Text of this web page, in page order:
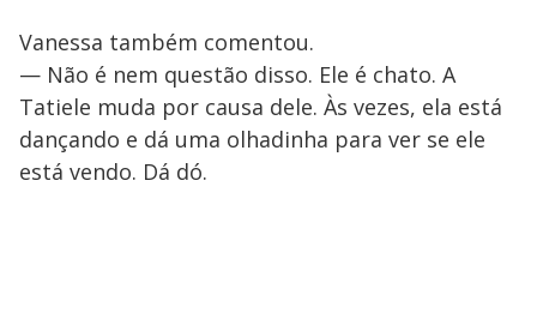
Vanessa também comentou.
— Não é nem questão disso. Ele é chato. A
Tatiele muda por causa dele. Às vezes, ela está
dançando e dá uma olhadinha para ver se ele
está vendo. Dá dó.